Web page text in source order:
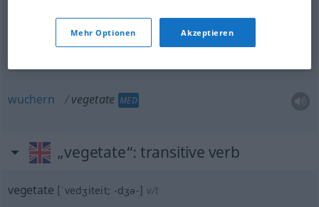
brachliegen vegetate AGR lie fallow
wuchern vegetate MED
„vegetate“: transitive verb
vegetate [ˈvedʒiteit; -dʒə-] v/t
Mehr Optionen Akzeptieren